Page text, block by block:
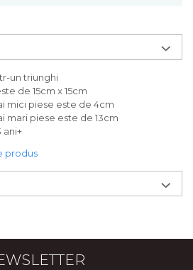
un triunghi
de 15cm x 15cm
mici piese este de 4cm
mari piese este de 13cm
ani+
produs